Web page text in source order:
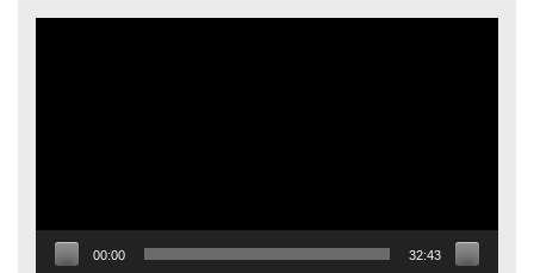
00:00 32:43